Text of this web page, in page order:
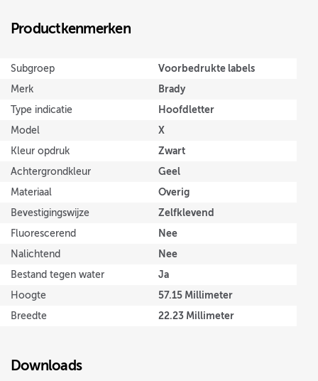
Productkenmerken
Subgroep Voorbedrukte labels
Merk Brady
Type indicatie Hoofdletter
Model X
Kleur opdruk Zwart
Achtergrondkleur Geel
Materiaal Overig
Bevestigingswijze Zelfklevend
Fluorescerend Nee
Nalichtend Nee
Bestand tegen water Ja
Hoogte 57.15 Millimeter
Breedte 22.23 Millimeter
Downloads